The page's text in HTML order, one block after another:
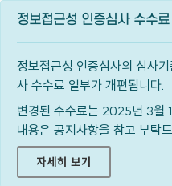
정보접근성 인증심사 수수
정보접근성 인증심사의 심사
사 수수료 일부가 개편됩니다.
변경된 수수료는 2025년 3월
내용은 공지사항을 참고 부탁
자세히 보기